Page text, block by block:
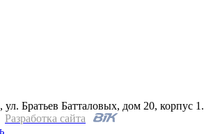
ул. Братьев Батталовых, дом 20, корпус 1.
Разработка сайта